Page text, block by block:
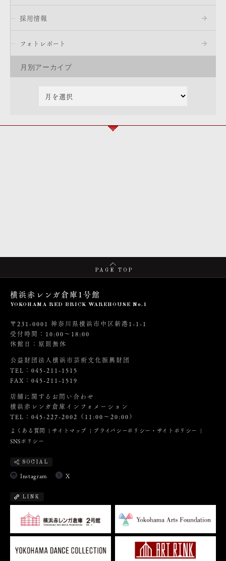
採用情報
フォトレポート
月別アーカイブ
PAGE TOP
横浜赤レンガ倉庫1号館
YOKOHAMA RED BRICK WAREHOUSE No.1
〒231-0001 神奈川県横浜市中区新港1-1-1
受付時間：10:00～18:00
休館日：原則無休
公益財団法人横浜市芸術文化振興財団
TEL：045-211-1515
FAX：045-211-1519
店舗に関するお問い合わせ
横浜赤レンガ倉庫インフォメーション
TEL：045-227-2002（11:00～20:00）
よくある質問 サイトマップ
プライバシーポリシー・サイトポリシー
SNSポリシー
SOCIAL
Instagram X
LINK